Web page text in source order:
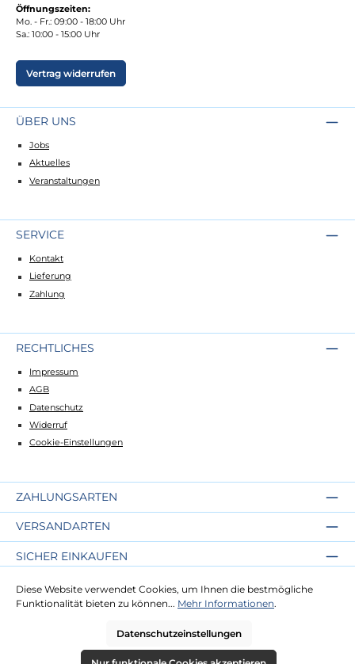
Öffnungszeiten:
Mo. - Fr.: 09:00 - 18:00 Uhr
Sa.: 10:00 - 15:00 Uhr
Vertrag widerrufen
ÜBER UNS
Jobs
Aktuelles
Veranstaltungen
SERVICE
Kontakt
Lieferung
Zahlung
RECHTLICHES
Impressum
AGB
Datenschutz
Widerruf
Cookie-Einstellungen
ZAHLUNGSARTEN
VERSANDARTEN
SICHER EINKAUFEN
ÜBER UNS
Diese Website verwendet Cookies, um Ihnen die bestmögliche
Funktionalität bieten zu können... Mehr Informationen.
Datenschutzeinstellungen